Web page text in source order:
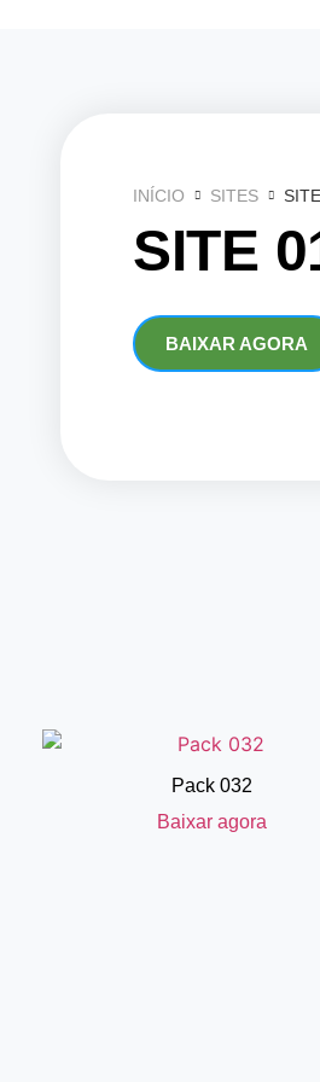
INÍCIO SITES
SITE
BAIXAR AGORA
Pack 032
Baixar agora